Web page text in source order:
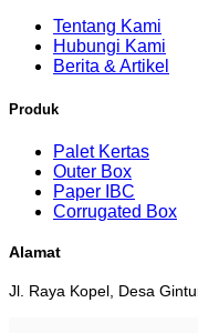
Tentang Kami
Hubungi Kami
Berita & Artikel
Produk
Palet Kertas
Outer Box
Paper IBC
Corrugated Box
Alamat
Jl. Raya Kopel, Desa